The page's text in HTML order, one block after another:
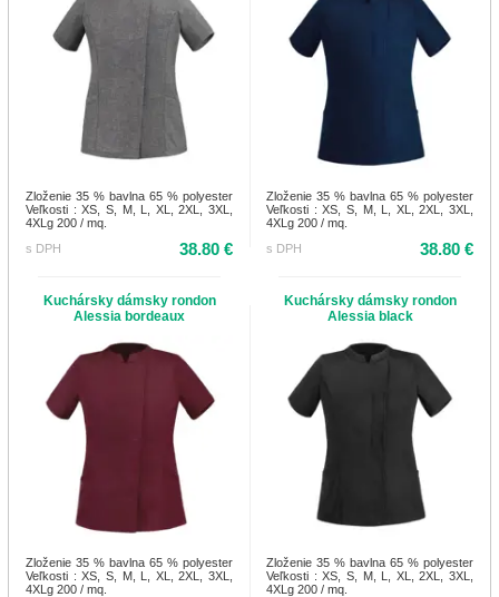
Zloženie 35 % bavlna 65 % polyester
Veľkosti : XS, S, M, L, XL, 2XL, 3XL,
4XLg 200 / mq.
s DPH
38.80 €
Zloženie 35 % bavlna 65 % polyester
Veľkosti : XS, S, M, L, XL, 2XL, 3XL,
4XLg 200 / mq.
s DPH
38.80 €
Kuchársky dámsky rondon
Alessia bordeaux
Zloženie 35 % bavlna 65 % polyester
Veľkosti : XS, S, M, L, XL, 2XL, 3XL,
4XLg 200 / mq.
Kuchársky dámsky rondon
Alessia black
Zloženie 35 % bavlna 65 % polyester
Veľkosti : XS, S, M, L, XL, 2XL, 3XL,
4XLg 200 / mq.